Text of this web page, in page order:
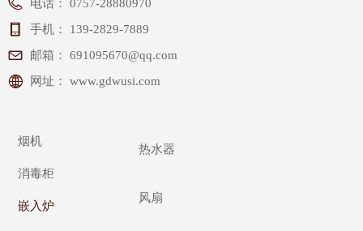
电话：
0757-28880970
手机：
139-2829-7889
邮箱：
691095670@qq.com
网址：
www.gdwusi.com
烟机
消毒柜
嵌入炉
热水器
风扇